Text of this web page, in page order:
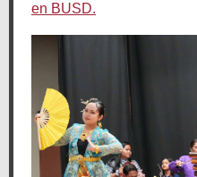
en BUSD.